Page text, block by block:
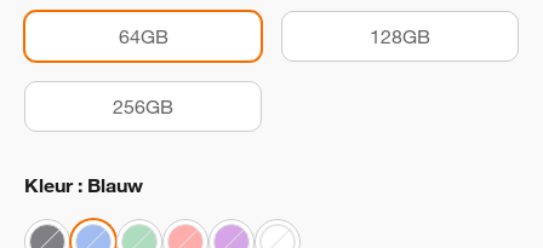
64GB 128GB
256GB
Kleur : Blauw